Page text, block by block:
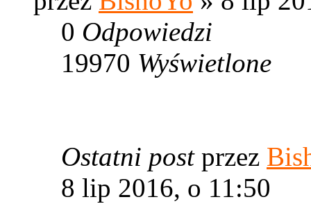
0 Odpowiedzi
19970 Wyświetlone
Ostatni post przez
8 lip 2016, o 11:50